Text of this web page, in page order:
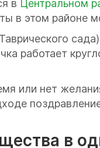
в Центральном
в этом районе
работает
или нет
в